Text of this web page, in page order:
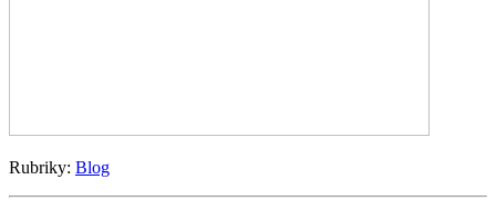
Rubriky: Blog